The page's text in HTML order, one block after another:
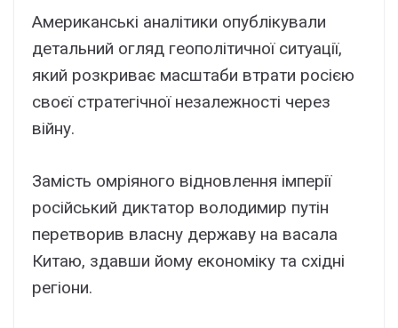
Американські аналітики опублікували
детальний огляд геополітичної ситуації,
який розкриває масштаби втрати росією
своєї стратегічної незалежності через
війну.
Замість омріяного відновлення імперії
російський диктатор володимир путін
перетворив власну державу на васала
Китаю, здавши йому економіку та східні
регіони.